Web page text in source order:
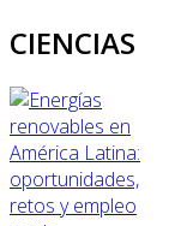
CIENCIAS